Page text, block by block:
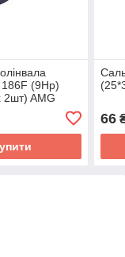
(9Hp)
2шт) AMG
66